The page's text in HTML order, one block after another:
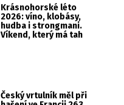
Krásnohorské léto
2026: víno, klobásy,
hudba i strongmani.
Víkend, který má tah
Český vrtulník měl při